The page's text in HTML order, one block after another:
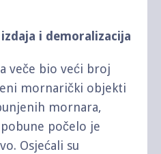
i demoralizacija
veče bio veći broj
mornarički objekti
mornara,
počelo je
Osjećali su